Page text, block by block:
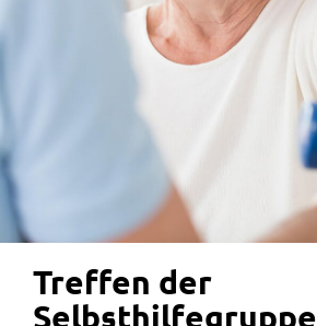
Treffen der
Selbsthilfegruppe